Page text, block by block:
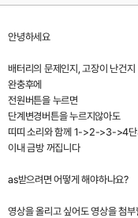
안녕하세요
배터리의 문제인지, 고장이 난건지
완충후에
전원버튼을 누르면
단계변경버튼을 누르지않아도
띠띠 소리와 함께 1->2->3->4단
이내 금방 꺼집니다
as받으려면 어떻게 해야하나요?
영상을 올리고 싶어도 영상을 첨